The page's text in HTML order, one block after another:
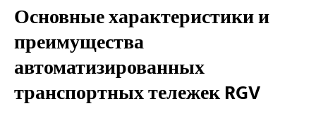
Основные характеристики и
преимущества
автоматизированных
транспортных тележек RGV